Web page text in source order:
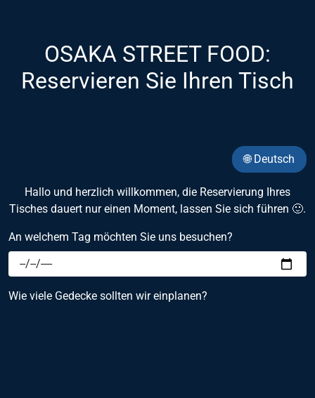
OSAKA STREET FOOD:
Reservieren Sie Ihren Tisch
🌐 Deutsch
Hallo und herzlich willkommen, die Reservierung Ihres
Tisches dauert nur einen Moment, lassen Sie sich führen 🙂.
An welchem Tag möchten Sie uns besuchen?
Wie viele Gedecke sollten wir einplanen?